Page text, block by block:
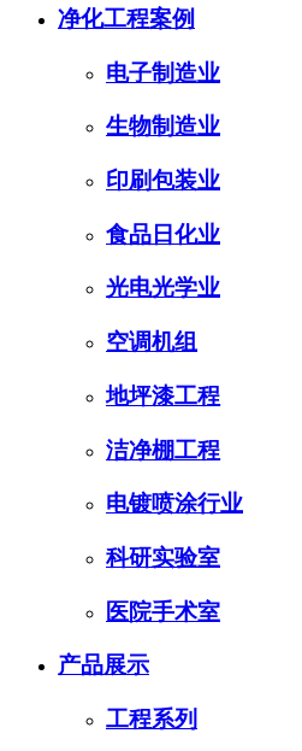
净化工程案例
电子制造业
生物制造业
印刷包装业
食品日化业
光电光学业
空调机组
地坪漆工程
洁净棚工程
电镀喷涂行业
科研实验室
医院手术室
产品展示
工程系列